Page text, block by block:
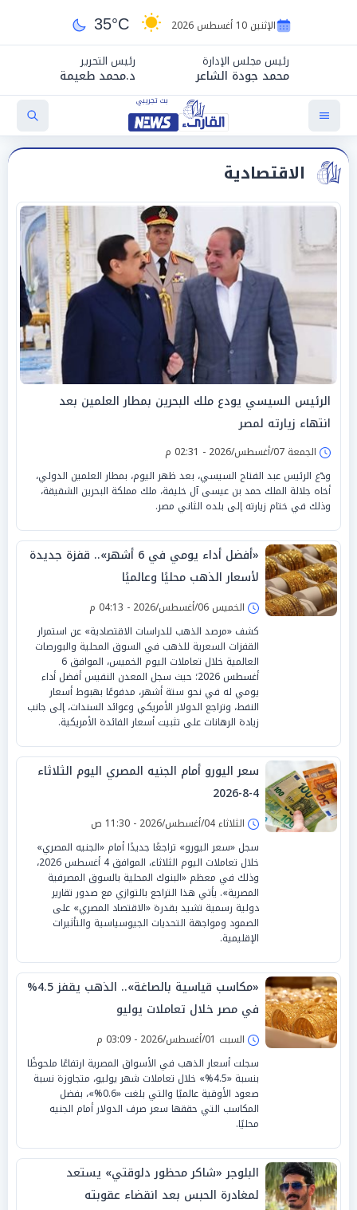
الإثنين 10 أغسطس 2026 35°C
رئيس مجلس الإدارة
محمد جودة الشاعر
رئيس التحرير
د.محمد طعيمة
الاقتصادية
الرئيس السيسي يودع ملك البحرين بمطار العلمين بعد
انتهاء زيارته لمصر
الجمعة 07/أغسطس/2026 - 02:31 م
ودّع الرئيس عبد الفتاح السيسي، بعد ظهر اليوم، بمطار العلمين الدولي،
أخاه جلالة الملك حمد بن عيسى آل خليفة، ملك مملكة البحرين الشقيقة،
وذلك في ختام زيارته إلى بلده الثاني مصر.
«أفضل أداء يومي في 6 أشهر».. قفزة جديدة
لأسعار الذهب محليًا وعالميًا
الخميس 06/أغسطس/2026 - 04:13 م
كشف «مرصد الذهب للدراسات الاقتصادية» عن استمرار
القفزات السعرية للذهب في السوق المحلية والبورصات
العالمية خلال تعاملات اليوم الخميس، الموافق 6
أغسطس 2026؛ حيث سجل المعدن النفيس أفضل أداء
يومي له في نحو ستة أشهر، مدفوعًا بهبوط أسعار
النفط، وتراجع الدولار الأمريكي وعوائد السندات، إلى جانب
زيادة الرهانات على تثبيت أسعار الفائدة الأمريكية.
سعر اليورو أمام الجنيه المصري اليوم الثلاثاء
4-8-2026
الثلاثاء 04/أغسطس/2026 - 11:30 ص
سجل «سعر اليورو» تراجعًا جديدًا أمام «الجنيه المصري»
خلال تعاملات اليوم الثلاثاء، الموافق 4 أغسطس 2026،
وذلك في معظم «البنوك المحلية بالسوق المصرفية
المصرية». يأتي هذا التراجع بالتوازي مع صدور تقارير
دولية رسمية تشيد بقدرة «الاقتصاد المصري» على
الصمود ومواجهة التحديات الجيوسياسية والتأثيرات
الإقليمية.
«مكاسب قياسية بالصاغة».. الذهب يقفز 4.5%
في مصر خلال تعاملات يوليو
السبت 01/أغسطس/2026 - 03:09 م
سجلت أسعار الذهب في الأسواق المصرية ارتفاعًا ملحوظًا
بنسبة «4.5%» خلال تعاملات شهر يوليو، متجاوزة نسبة
صعود الأوقية عالميًا والتي بلغت «0.6%»، بفضل
المكاسب التي حققها سعر صرف الدولار أمام الجنيه
محليًا.
البلوجر «شاكر محظور دلوقتي» يستعد
لمغادرة الحبس بعد انقضاء عقوبته